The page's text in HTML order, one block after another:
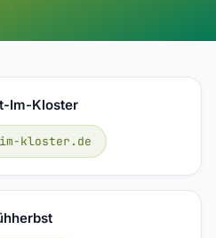
Im-Kloster
kloster.de